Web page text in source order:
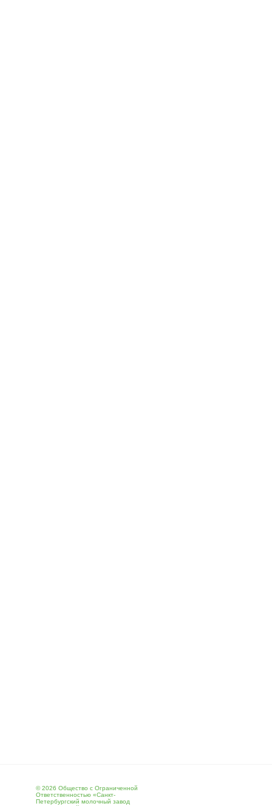
© 2026 Общество с Ограниченной
Ответственностью «Санкт-
Петербургский молочный завод